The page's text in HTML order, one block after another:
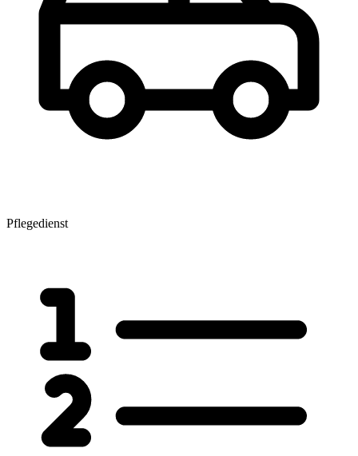
Pflegedienst